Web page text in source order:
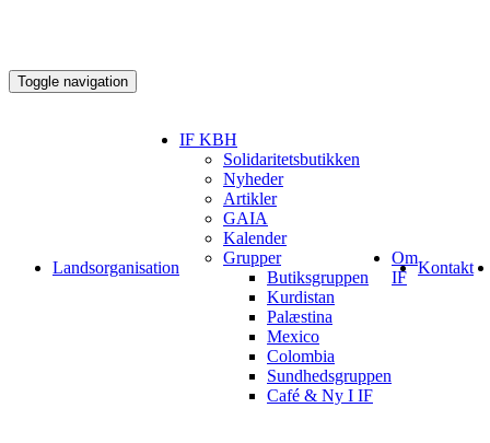
Toggle navigation
Landsorganisation
IF KBH
Solidaritetsbutikken
Nyheder
Artikler
GAIA
Kalender
Grupper
Butiksgruppen
Kurdistan
Palæstina
Mexico
Colombia
Sundhedsgruppen
Café & Ny I IF
Om
IF
Kontakt